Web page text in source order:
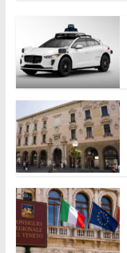
e
b
o
o
k
itt
er